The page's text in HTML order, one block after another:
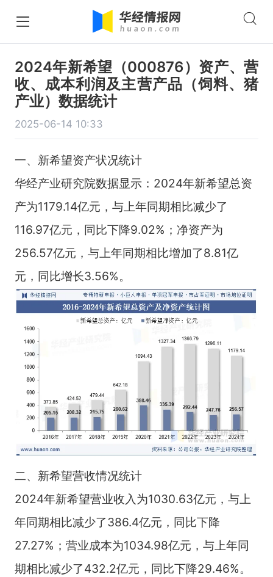
2024年新希望（000876）资产、营
收、成本利润及主营产品（饲料、猪
产业）数据统计
2025-06-14 10:33
一、新希望资产状况统计
华经产业研究院数据显示：2024年新希望总资
产为1179.14亿元，与上年同期相比减少了
116.97亿元，同比下降9.02%；净资产为
256.57亿元，与上年同期相比增加了8.81亿
元，同比增长3.56%。
二、新希望营收情况统计
2024年新希望营业收入为1030.63亿元，与上
年同期相比减少了386.4亿元，同比下降
27.27%；营业成本为1034.98亿元，与上年同
期相比减少了432.2亿元，同比下降29.46%。